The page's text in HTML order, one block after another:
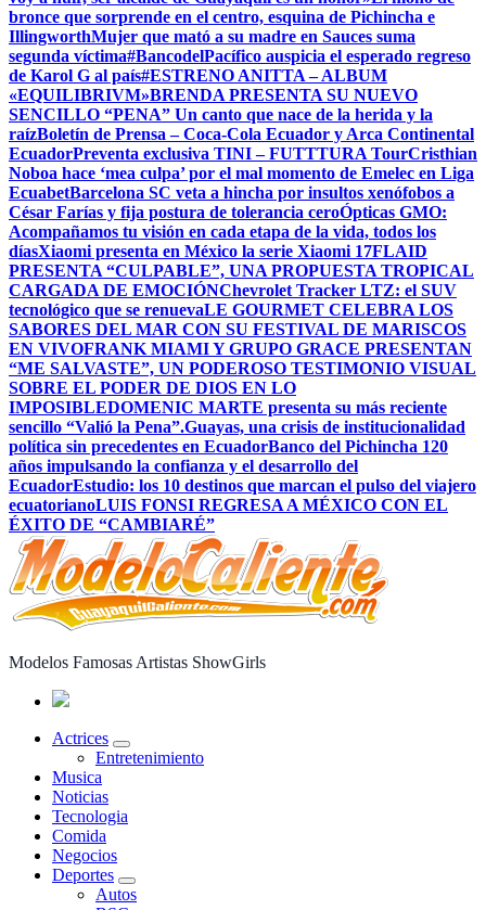
bronce que sorprende en el centro, esquina de Pichincha e
IllingworthMujer que mató a su madre en Sauces suma
segunda víctima#BancodelPacífico auspicia el esperado regreso
de Karol G al país#ESTRENO ANITTA – ALBUM
«EQUILIBRIVM»BRENDA PRESENTA SU NUEVO
SENCILLO “PENA” Un canto que nace de la herida y la
raízBoletín de Prensa – Coca-Cola Ecuador y Arca Continental
EcuadorPreventa exclusiva TINI – FUTTTURA TourCristhian
Noboa hace ‘mea culpa’ por el mal momento de Emelec en Liga
EcuabetBarcelona SC veta a hincha por insultos xenófobos a
César Farías y fija postura de tolerancia ceroÓpticas GMO:
Acompañamos tu visión en cada etapa de la vida, todos los
díasXiaomi presenta en México la serie Xiaomi 17FLAID
PRESENTA “CULPABLE”, UNA PROPUESTA TROPICAL
CARGADA DE EMOCIÓNChevrolet Tracker LTZ: el SUV
tecnológico que se renuevaLE GOURMET CELEBRA LOS
SABORES DEL MAR CON SU FESTIVAL DE MARISCOS
EN VIVOFRANK MIAMI Y GRUPO GRACE PRESENTAN
“ME SALVASTE”, UN PODEROSO TESTIMONIO VISUAL
SOBRE EL PODER DE DIOS EN LO
IMPOSIBLEDOMENIC MARTE presenta su más reciente
sencillo “Valió la Pena”.Guayas, una crisis de institucionalidad
política sin precedentes en EcuadorBanco del Pichincha 120
años impulsando la confianza y el desarrollo del
EcuadorEstudio: los 10 destinos que marcan el pulso del viajero
ecuatorianoLUIS FONSI REGRESA A MÉXICO CON EL
ÉXITO DE “CAMBIARÉ”
Modelos Famosas Artistas ShowGirls
Actrices
Entretenimiento
Musica
Noticias
Tecnologia
Comida
Negocios
Deportes
Autos